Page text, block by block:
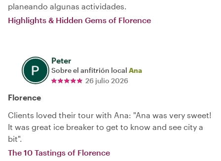
planeando algunas actividades.
Highlights & Hidden Gems of Florence
Peter
Sobre el anfitrión local Ana
26 julio 2026
Florence
Clients loved their tour with Ana: "Ana was very sweet!
It was great ice breaker to get to know and see city a
bit".
The 10 Tastings of Florence